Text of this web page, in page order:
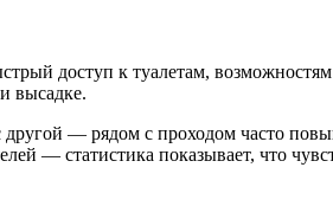
доступ к туалетам,
высадке.
другой — рядом с проходом часто
— статистика показывает, что